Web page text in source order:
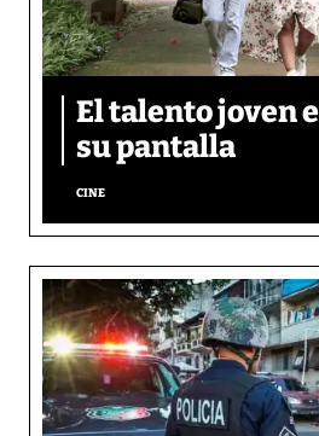
El talento joven
su pantalla​
CINE